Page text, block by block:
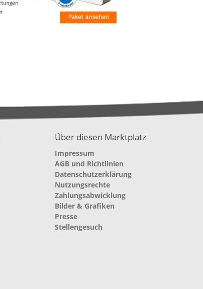
Über diesen Marktplatz
Impressum
AGB und Richtlinien
Datenschutzerklärung
Nutzungsrechte
Zahlungsabwicklung
Bilder & Grafiken
Presse
Stellengesuch